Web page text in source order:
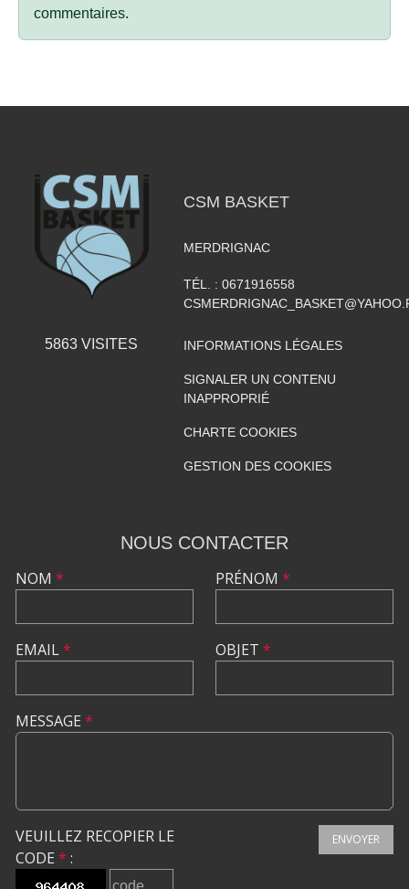
commentaires.
5863 VISITES
CSM BASKET
MERDRIGNAC
TÉL. : 0671916558
INFORMATIONS LÉGALES
SIGNALER UN CONTENU
INAPPROPRIÉ
CHARTE COOKIES
GESTION DES COOKIES
NOUS CONTACTER
NOM *
EMAIL*
PRÉNOM *
OBJET *
MESSAGE *
VEUILLEZ RECOPIER LE
CODE * :
ENVOYER